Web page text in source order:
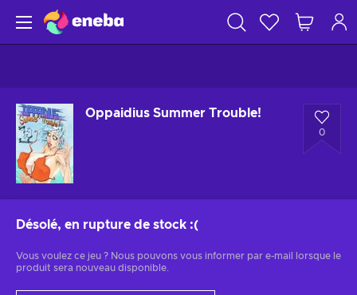
Oppaidius Summer Trouble!
0
Désolé, en rupture de stock :(
Vous voulez ce jeu ? Nous pouvons vous informer par e-mail lorsque le
produit sera nouveau disponible.